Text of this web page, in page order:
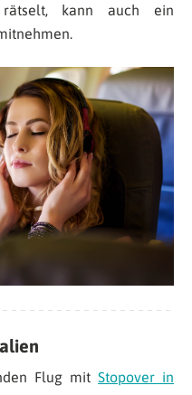
rätselt, kann auch ein
Flug mitStopover in